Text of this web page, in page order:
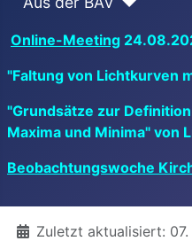
Online-Meeting
"Faltung von Lichtkurven
"Grundsätze zur
Maxima und Minima" von
Beobachtungswoche
DetailsZuletzt aktualisiert: